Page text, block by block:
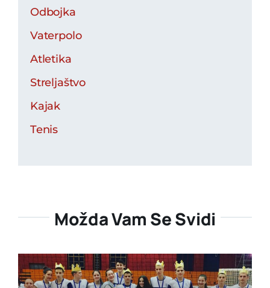
Odbojka
Vaterpolo
Atletika
Streljaštvo
Kajak
Tenis
Možda Vam Se Svidi